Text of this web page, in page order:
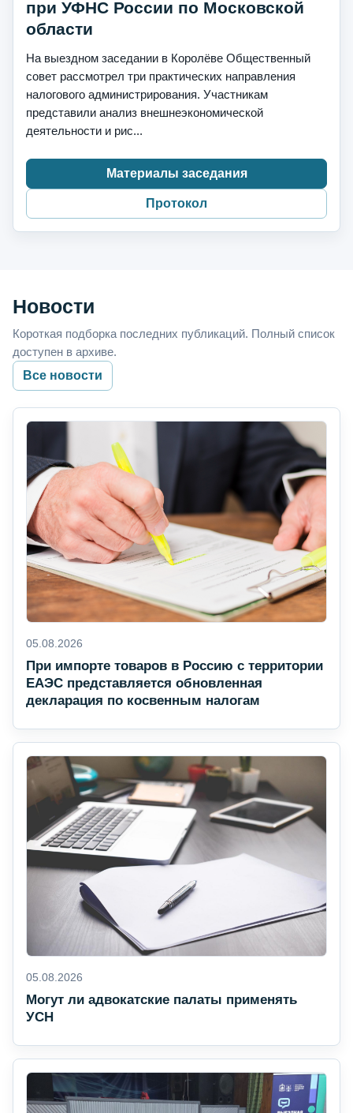
при УФНС России по Московской
области
На выездном заседании в Королёве Общественный
совет рассмотрел три практических направления
налогового администрирования. Участникам
представили анализ внешнеэкономической
деятельности и рис...
Материалы заседания
Протокол
Новости
Короткая подборка последних публикаций. Полный список
доступен в архиве.
Все новости
05.08.2026
При импорте товаров в Россию с территории
ЕАЭС представляется обновленная
декларация по косвенным налогам
05.08.2026
Могут ли адвокатские палаты применять
УСН